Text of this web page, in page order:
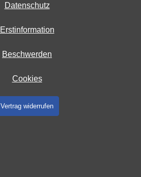
Datenschutz
Erstinformation
Beschwerden
Cookies
Vertrag widerrufen